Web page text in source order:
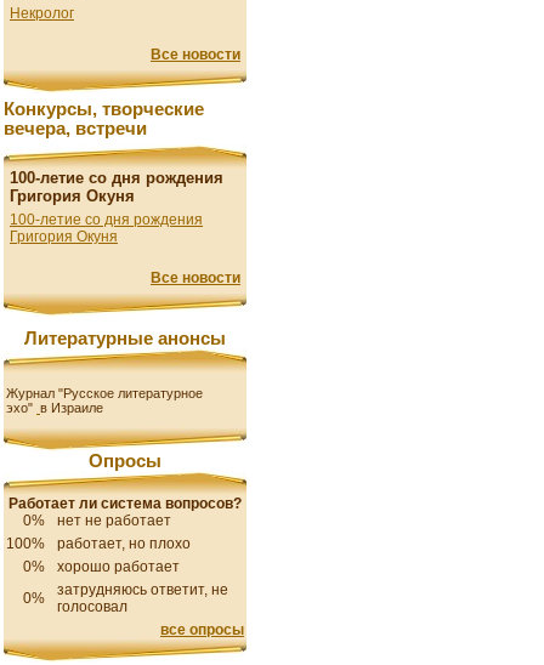
Некролог
Все новости
Конкурсы, творческие
вечера, встречи
100-летие со дня рождения
Григория Окуня
100-летие со дня рождения
Григория Окуня
Все новости
Литературные анонсы
Журнал "Русское литературное
эхо" в Израиле
Опросы
Работает ли система вопросов?
0%
нет не работает
100%
работает, но плохо
0%
хорошо работает
0%
затрудняюсь ответит, не
голосовал
все опросы